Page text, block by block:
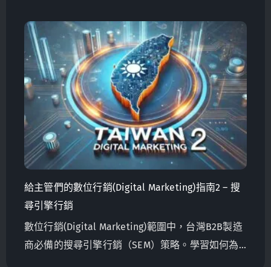
到大型企業，沒有哪種企業實體能夠安全地避開這
些惡意威脅。面對這種嚴峻的現實，災害恢復計劃
現在比以往任何時候都更加重要。
給主管們的數位行銷(Digital Marketing)指南2 – 搜
尋引擎行銷
數位行銷(Digital Marketing)範圍中，台灣B2B製造
商必備的搜尋引擎行銷（SEM）策略。學習如何為